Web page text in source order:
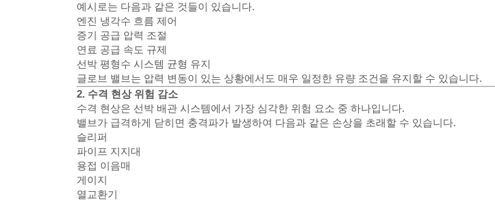
예시로는 다음과 같은 것들이 있습니다.
엔진 냉각수 흐름 제어
증기 공급 압력 조절
연료 공급 속도 규제
선박 평형수 시스템 균형 유지
글로브 밸브는 압력 변동이 있는 상황에서도 매우 일정한 유량 조건을 유지할 수 있습니다.
2. 수격 현상 위험 감소
수격 현상은 선박 배관 시스템에서 가장 심각한 위험 요소 중 하나입니다.
밸브가 급격하게 닫히면 충격파가 발생하여 다음과 같은 손상을 초래할 수 있습니다.
슬리퍼
파이프 지지대
용접 이음매
게이지
열교환기